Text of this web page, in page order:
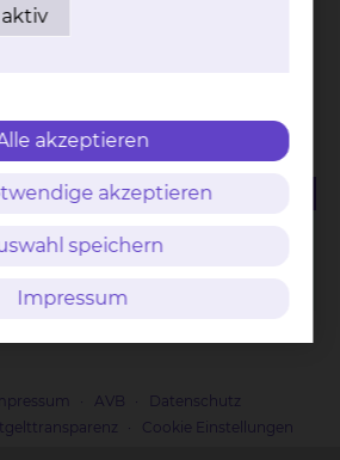
Braunschweig freut sich
experten-des-skbs-
und-degenerative-
AVB
Datenschutz
Cookie Einstellungen
aktiv
akzeptieren
akzeptieren
speichern
Impressum